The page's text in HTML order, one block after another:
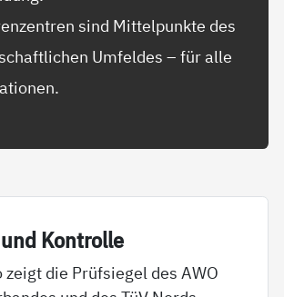
sind Mittelpunkte des
Umfeldes – für alle
Kon­trol­le